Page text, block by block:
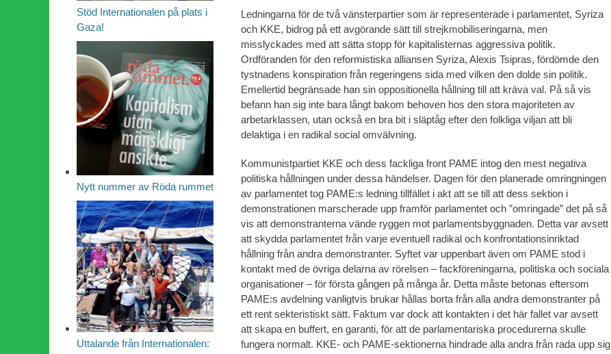
Ledningarna för de två vänsterpartier som är representerade i parlamentet, Syriza
och KKE, bidrog på ett avgörande sätt till strejkmobiliseringarna, men
misslyckades med att sätta stopp för kapitalisternas aggressiva politik.
Ordföranden för den reformistiska alliansen Syriza, Alexis Tsipras, fördömde den
tystnadens konspiration från regeringens sida med vilken den dolde sin politik.
Emellertid begränsade han sin oppositionella hållning till att kräva val. På så vis
befann han sig inte bara långt bakom behoven hos den stora majoriteten av
arbetarklassen, utan också en bra bit i släptåg efter den folkliga viljan att bli
delaktiga i en radikal social omvälvning.
Kommunistpartiet KKE och dess fackliga front PAME intog den mest negativa
politiska hållningen under dessa händelser. Dagen för den planerade omringningen
av parlamentet tog PAME:s ledning tillfället i akt att se till att dess sektion i
demonstrationen marscherade upp framför parlamentet och ”omringade” det på så
vis att demonstranterna vände ryggen mot parlamentsbyggnaden. Detta var avsett
att skydda parlamentet från varje eventuell radikal och konfrontationsinriktad
hållning från andra demonstranter. Syftet var uppenbart även om PAME stod i
kontakt med de övriga delarna av rörelsen – fackföreningarna, politiska och sociala
organisationer – för första gången på många år. Detta måste betonas eftersom
PAME:s avdelning vanligtvis brukar hållas borta från alla andra demonstranter på
ett rent sekteristiskt sätt. Faktum var dock att kontakten i det här fallet var avsett
att skapa en buffert, en garanti, för att de parlamentariska procedurerna skulle
fungera normalt. KKE- och PAME-sektionerna hindrade alla andra från rada upp sig
Stöd Internationalen på plats i
Gaza!
Nytt nummer av Röda rummet
Uttalande från Internationalen: